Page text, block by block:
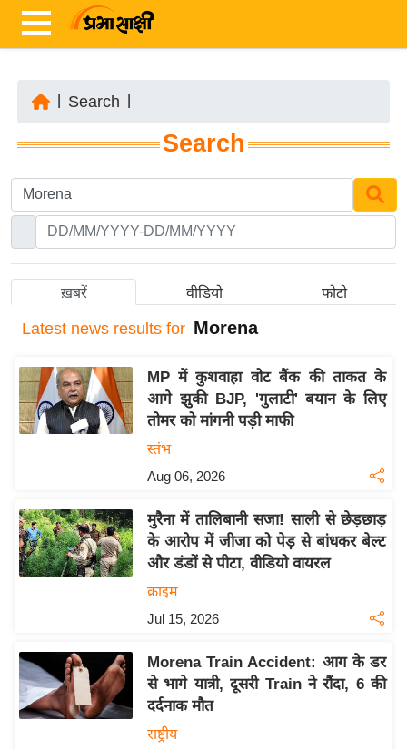
ज़ा
ख
र
ष्ट्री
अं
र्रा
ष्ट्री
य
स
उ
द्यो
ग
त
वि
शे
Search
Search
ख़बरें वीडियो फोटो
Latest news results for Morena
MP में कुशवाहा वोट बैंक की ताकत के
आगे झुकी BJP, 'गुलाटी' बयान के लिए
तोमर को मांगनी पड़ी माफी
स्तंभ
Aug 06, 2026
मुरैना में तालिबानी सजा! साली से छेड़छाड़
के आरोप में जीजा को पेड़ से बांधकर बेल्ट
और डंडों से पीटा, वीडियो वायरल
क्राइम
Jul 15, 2026
Morena Train Accident: आग के डर
से भागे यात्री, दूसरी Train ने रौंदा, 6 की
दर्दनाक मौत
राष्ट्रीय